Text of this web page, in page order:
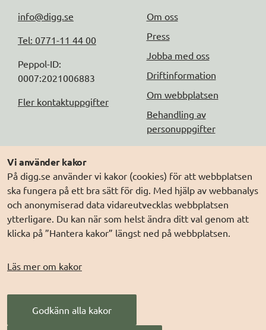
Vi använder kakor
På digg.se använder vi kakor (cookies) för att webbplatsen
ska fungera på ett bra sätt för dig. Med hjälp av webbanalys
och anonymiserad data vidareutvecklas webbplatsen
ytterligare. Du kan när som helst ändra ditt val genom att
klicka på ”Hantera kakor” längst ned på webbplatsen.
Läs mer om kakor
Godkänn alla kakor
info@digg.se
Tel: 0771-11 44 00
Peppol-ID:
0007:2021006883
Fler kontaktuppgifter
Om oss
Press
Jobba med oss
Driftinformation
Om webbplatsen
Behandling av
personuppgifter
Följ oss
DIGG på
Prenumerera på nyheter
DIGG på
LinkedIn
DIGG på
PressMachine
DIGG på
Digg play
Elegitimation.se
Min myndighetspost
Sveriges dataportal
Sweden Connect